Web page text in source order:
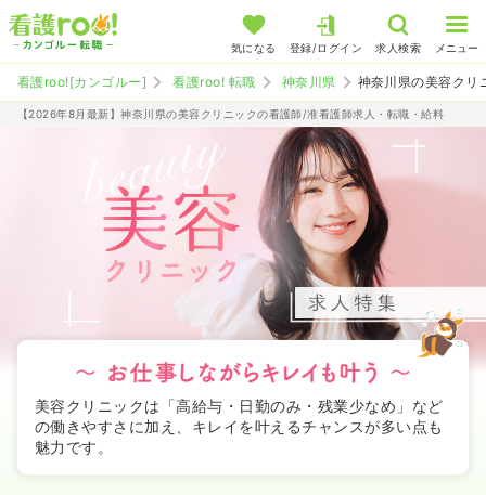
気になる 登録/ログイン 求人検索 メニュー
看護roo![カンゴルー] 看護roo! 転職 神奈川県 神奈川県の美容クリ
【2026年8月最新】神奈川県の美容クリニックの看護師/准看護師求人・転職・給料
美容クリニックは「高給与・日勤のみ・残業少なめ」など
の働きやすさに加え、キレイを叶えるチャンスが多い点も
魅力です。